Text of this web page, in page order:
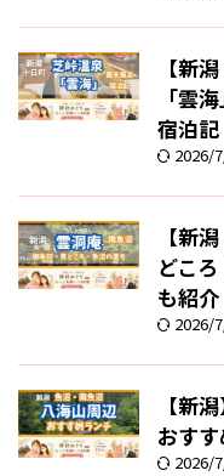
【新
「雲
宿泊記
2026/
【新
どこ
も紹介
2026/
【新
おす
2026/